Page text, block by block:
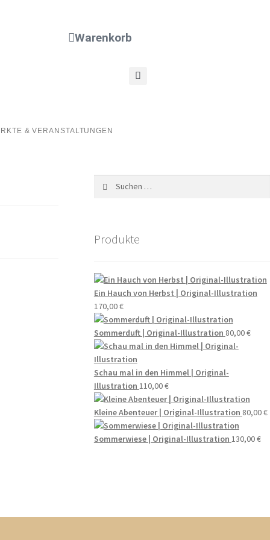
Warenkorb
& VERANSTALTUNGEN
Produkte
Ein Hauch von Herbst | Original-Illustration
170,00€
Sommerduft | Original-Illustration 80,00€
Schau mal in den Himmel | Original-
Illustration 110,00€
Kleine Abenteuer | Original-Illustration 80,00€
Sommerwiese | Original-Illustration 130,00€